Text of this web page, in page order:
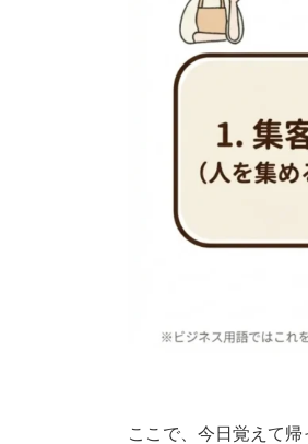
ここで、今日覚えて帰